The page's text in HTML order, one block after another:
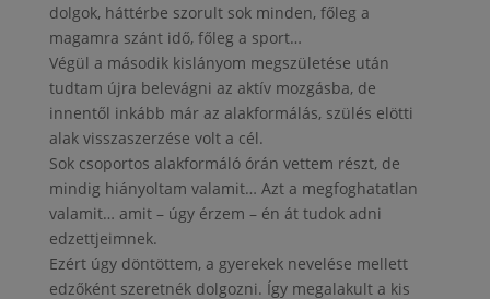
dolgok, háttérbe szorult sok minden, főleg a
magamra szánt idő, főleg a sport…
Végül a második kislányom megszületése után
tudtam újra belevágni az aktív mozgásba, de
innentől inkább már az alakformálás, szülés elötti
alak visszaszerzése volt a cél.
Sok csoportos alakformáló órán vettem részt, de
mindig hiányoltam valamit… Azt a megfoghatatlan
valamit… amit – úgy érzem – én át tudok adni
edzettjeimnek.
Ezért úgy döntöttem, a gyerekek nevelése mellett
edzőként szeretnék dolgozni. Így megalakult a kis